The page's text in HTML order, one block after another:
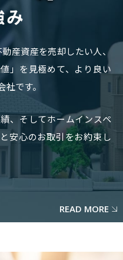
み
産資産を売却したい人、
」を見極めて、 より良い
です。
、そしてホームインスペ
安心のお取引をお約束し
READ MORE